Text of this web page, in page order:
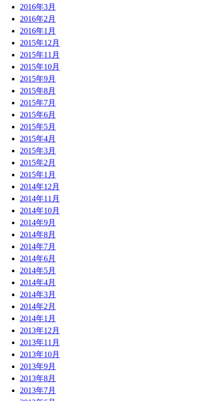
2016年3月
2016年2月
2016年1月
2015年12月
2015年11月
2015年10月
2015年9月
2015年8月
2015年7月
2015年6月
2015年5月
2015年4月
2015年3月
2015年2月
2015年1月
2014年12月
2014年11月
2014年10月
2014年9月
2014年8月
2014年7月
2014年6月
2014年5月
2014年4月
2014年3月
2014年2月
2014年1月
2013年12月
2013年11月
2013年10月
2013年9月
2013年8月
2013年7月